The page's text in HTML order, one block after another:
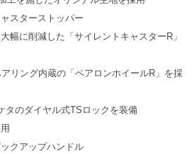
スターストッパー
幅に削減した「サイレントキャスターR」
リング内蔵の「ベアロンホイールR」を採
タのダイヤル式TSロックを装備
クアップハンドル